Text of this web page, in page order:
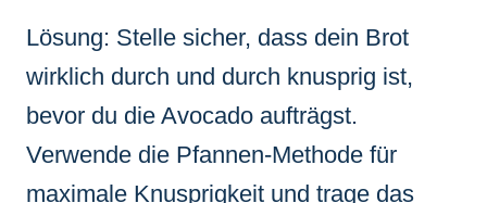
Lösung: Stelle sicher, dass dein Brot
wirklich durch und durch knusprig ist,
bevor du die Avocado aufträgst.
Verwende die Pfannen-Methode für
maximale Knusprigkeit und trage das